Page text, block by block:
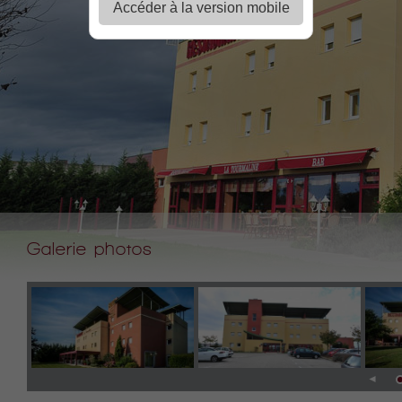
Galerie photos
◄
Accéder à la version mobile